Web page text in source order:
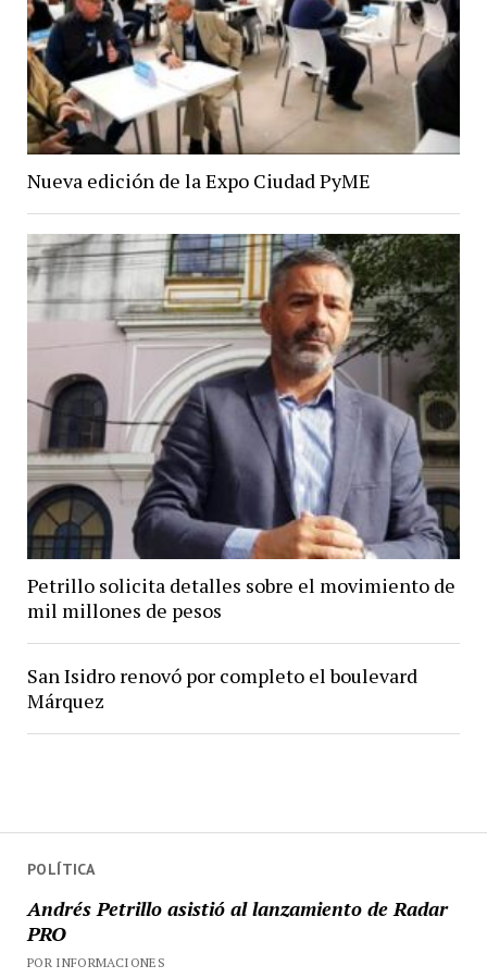
POLÍTICA
Andrés Petrillo asistió al lanzamiento de Radar
PRO
POR INFORMACIONES
Nueva edición de la Expo Ciudad PyME
Petrillo solicita detalles sobre el movimiento de
mil millones de pesos
San Isidro renovó por completo el boulevard
Márquez